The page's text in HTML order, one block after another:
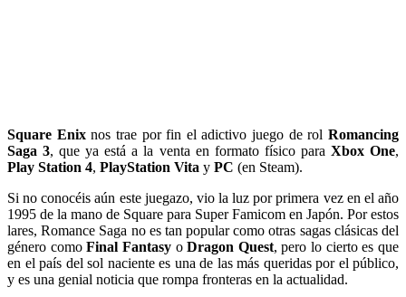
Square Enixnos trae por fin el adictivo juego de rolRomancing
Saga 3, que ya está a la venta en formato físico para Xbox One,
Play Station 4, PlayStation Vita y PC (en Steam).
Si no conocéis aún este juegazo, vio la luz por primera vez en el año
1995 de la mano de Square para Super Famicom en Japón. Por estos
lares, Romance Saga no es tan popular como otras sagas clásicas del
género comoFinal FantasyoDragon Quest, pero lo cierto es que
en el país del sol naciente es una de las más queridas por el público,
y es una genial noticia que rompa fronteras en la actualidad.